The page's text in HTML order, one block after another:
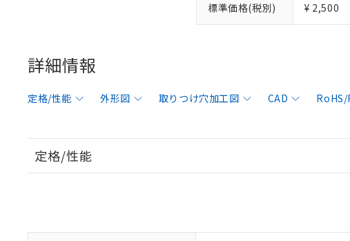
標準価格(税別) ¥ 2,500
詳細情報
定格/性能 外形図 取りつけ穴加工図 CAD RoHS/
定格/性能